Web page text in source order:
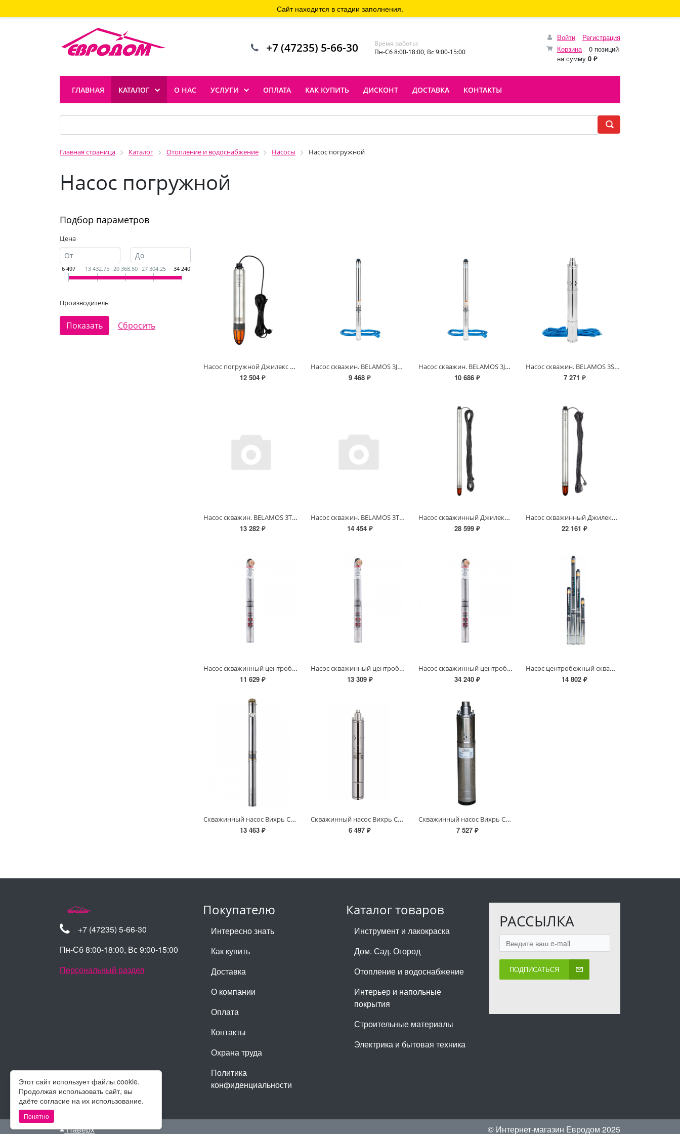
Войти
Регистрация
Корзина
0 позиций
на сумму 0 ₽
+7 (47235) 5-66-30
Время работы:
Пн-Сб 8:00-18:00, Вс 9:00-15:00
ГЛАВНАЯ КАТАЛОГ О НАС УСЛУГИ ОПЛАТА КАК КУПИТЬ ДИСКОНТ ДОСТАВКА КОНТАКТЫ
Главная страница Каталог Отопление и водоснабжение Насосы Насос погружной
Насос погружной
Этот сайт использует файлы cookie.
Продолжая использовать сайт, вы
даёте согласие на их использование.
Понятно
Сайт находится в стадии заполнения.
Подбор параметров
Цена
6 497 13 432.75 20 368.50 27 304.25 34 240
Производитель
Насос погружной Джилекс Водомет Проф 55/35 1035
12 504 ₽
Насос скважин. BELAMOS 3JNR-65/3 (кабель 15м/напор 65м/расход 53л/мин /Ø78мм)
9 468 ₽
Насос скважин. BELAMOS 3JNR-90/3 (кабель длина 15м/напор 90м/расход 53л/мин /Ø78мм)
10 686 ₽
Насос скважин. BELAMOS 3SP90/1.8 (850Вт 30л/мин, 90м подъем, погр до 15 м, кабель 20 м,Ø78мм)
7 271 ₽
Насос скважин. BELAMOS 3TF-65/3 (кабель 30м/напор 65м/расход 50л/мин /Ø78мм
13 282 ₽
Насос скважин. BELAMOS 3TF-90/3 (кабель 50м/напор 90м/расход 50л/мин /Ø78мм
14 454 ₽
Насос скважинный Джилекс Водомет 3Д 55/100
28 599 ₽
Насос скважинный Джилекс Водомет 3Д 55/70
22 161 ₽
Насос скважинный центробежный KOER 3KDm 2/11 30M (0,37кВт/45л.м./47м/30м кабеля)
11 629 ₽
Насос скважинный центробежный KOER 3KDm 2/15 40M (0,55кВт/45л.м./64м/40м кабеля)
13 309 ₽
Насос скважинный центробежный KOER 3KDm 2/33 60M (1.1 кВт/45л.м./142м/60м кабеля)
34 240 ₽
Насос центробежный скважинный RUDES 3FRESH 700 + кабель 30м, комплектация А
14 802 ₽
Скважинный насос Вихрь СН-60 (d.75мм)
13 463 ₽
Скважинный насос Вихрь СН-60В.
6 497 ₽
Скважинный насос Вихрь СН-90В Вихрь
7 527 ₽
Покупателю
Интересно знать
Как купить
Доставка
О компании
Оплата
Контакты
Охрана труда
Политика
конфиденциальности
Каталог товаров
Инструмент и лакокраска
Дом. Сад. Огород
Отопление и водоснабжение
Интерьер и напольные
покрытия
Строительные материалы
Электрика и бытовая техника
РАССЫЛКА
ПОДПИСАТЬСЯ
+7 (47235) 5-66-30
Пн-Сб 8:00-18:00, Вс 9:00-15:00
Персональный раздел
Наверх © Интернет-магазин Евродом 2025